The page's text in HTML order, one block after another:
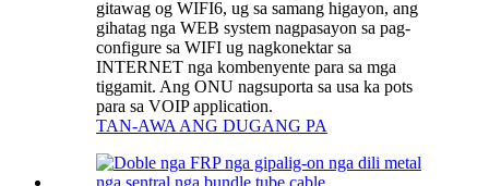
gitawag og WIFI6, ug sa samang higayon, ang
gihatag nga WEB system nagpasayon ​​sa pag-
configure sa WIFI ug nagkonektar sa
INTERNET nga kombenyente para sa mga
tiggamit. Ang ONU nagsuporta sa usa ka pots
para sa VOIP application.
TAN-AWA ANG DUGANG PA